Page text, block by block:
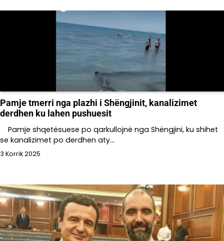
Pamje tmerri nga plazhi i Shëngjinit, kanalizimet
derdhen ku lahen pushuesit
Pamje shqetësuese po qarkullojnë nga Shëngjini, ku shihet
se kanalizimet po derdhen aty…
3 Korrik 2025